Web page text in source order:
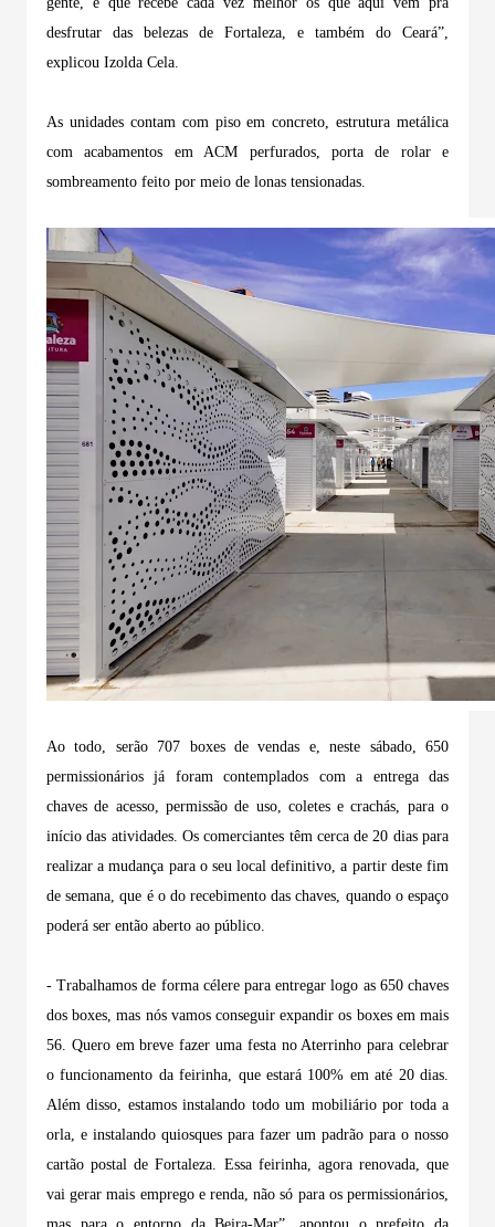
desfrutar das belezas de Fortaleza, e também do Ceará”,
explicou Izolda Cela.
As unidades contam com piso em concreto, estrutura metálica
com acabamentos em ACM perfurados, porta de rolar e
sombreamento feito por meio de lonas tensionadas.
Ao todo, serão 707 boxes de vendas e, neste sábado, 650
permissionários já foram contemplados com a entrega das
chaves de acesso, permissão de uso, coletes e crachás, para o
início das atividades. Os comerciantes têm cerca de 20 dias para
realizar a mudança para o seu local definitivo, a partir deste fim
de semana, que é o do recebimento das chaves, quando o espaço
poderá ser então aberto ao público.
- Trabalhamos de forma célere para entregar logo as 650 chaves
dos boxes, mas nós vamos conseguir expandir os boxes em mais
56. Quero em breve fazer uma festa no Aterrinho para celebrar
o funcionamento da feirinha, que estará 100% em até 20 dias.
Além disso, estamos instalando todo um mobiliário por toda a
orla, e instalando quiosques para fazer um padrão para o nosso
cartão postal de Fortaleza. Essa feirinha, agora renovada, que
vai gerar mais emprego e renda, não só para os permissionários,